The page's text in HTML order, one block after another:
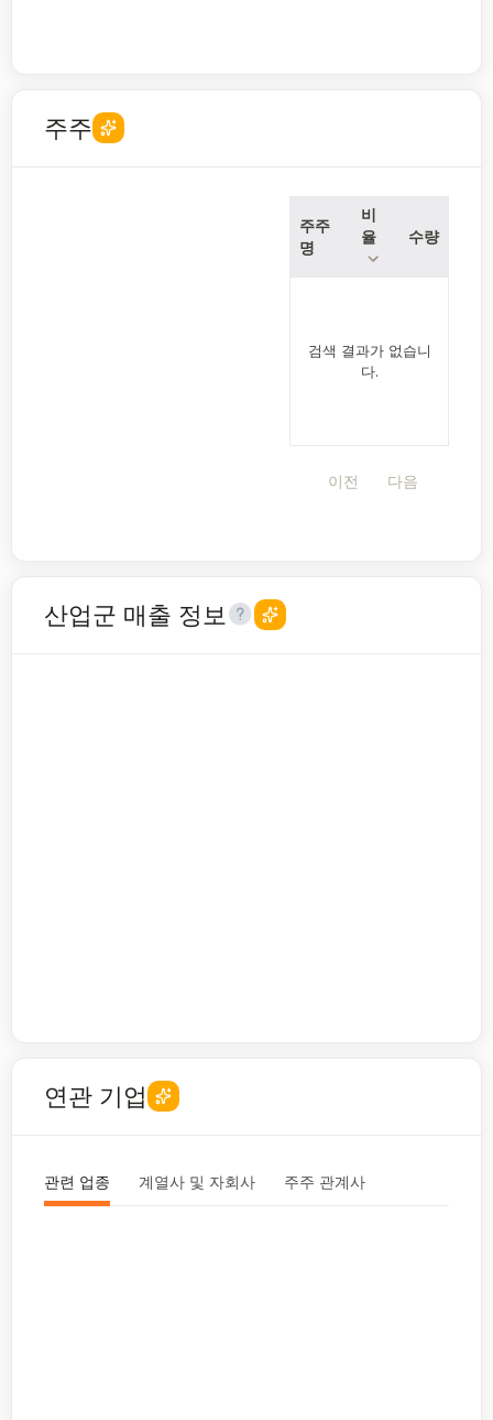
주주
주주
명
비
율
수량
검색 결과가 없습니
다.
이전 다음
산업군 매출 정보
연관 기업
관련 업종 계열사 및 자회사 주주 관계사